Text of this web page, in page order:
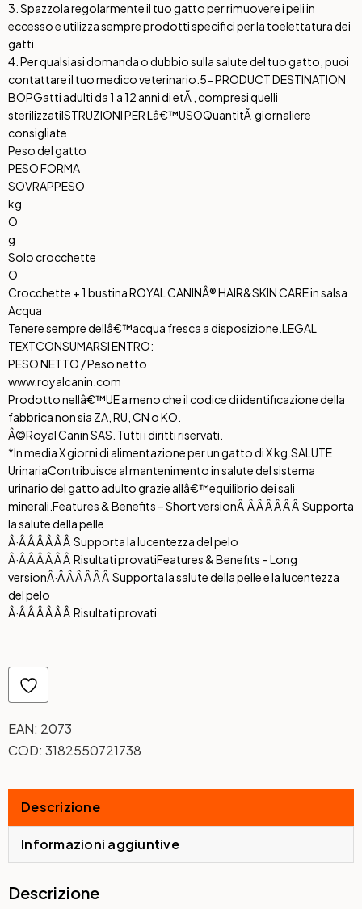
3. Spazzola regolarmente il tuo gatto per rimuovere i peli in
eccesso e utilizza sempre prodotti specifici per la toelettatura dei
gatti.
4. Per qualsiasi domanda o dubbio sulla salute del tuo gatto, puoi
contattare il tuo medico veterinario. 5- PRODUCT DESTINATION
BOPGatti adulti da 1 a 12 anni di etÃ , compresi quelli
sterilizzatiISTRUZIONI PER Lâ€™USOQuantitÃ giornaliere
consigliate
Peso del gatto
PESO FORMA
SOVRAPPESO
kg
O
g
Solo crocchette
O
Crocchette + 1 bustina ROYAL CANINÂ® HAIR&SKIN CARE in salsa
Acqua
Tenere sempre dellâ€™acqua fresca a disposizione. LEGAL
TEXTCONSUMARSI ENTRO:
PESO NETTO / Peso netto
www.royalcanin.com
Prodotto nellâ€™UE a meno che il codice di identificazione della
fabbrica non sia ZA, RU, CN o KO.
Â©Royal Canin SAS. Tutti i diritti riservati.
*In media X giorni di alimentazione per un gatto di X kg. SALUTE
UrinariaContribuisce al mantenimento in salute del sistema
urinario del gatto adulto grazie allâ€™equilibrio dei sali
minerali. Features & Benefits – Short versionÂ·Â Â Â Â Â Â Supporta
la salute della pelle
Â·Â Â Â Â Â Â Supporta la lucentezza del pelo
Â·Â Â Â Â Â Â Risultati provatiFeatures & Benefits – Long
versionÂ·Â Â Â Â Â Â Supporta la salute della pelle e la lucentezza
del pelo
Â·Â Â Â Â Â Â Risultati provati
EAN: 2073
COD: 3182550721738
Descrizione
Informazioni aggiuntive
Descrizione